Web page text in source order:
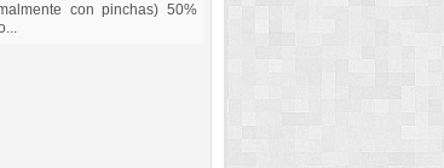
con pinchas) 50%